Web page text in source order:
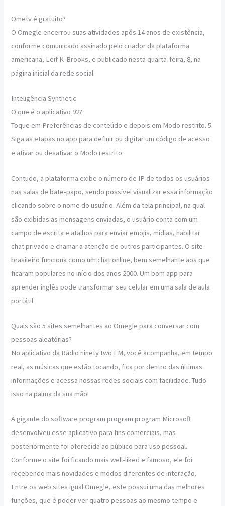
Ometv é gratuito?
O Omegle encerrou suas atividades após 14 anos de existência,
conforme comunicado assinado pelo criador da plataforma
americana, Leif K-Brooks, e publicado nesta quarta-feira, 8, na
página inicial da rede social.
Inteligência Synthetic
O que é o aplicativo 92?
Toque em Preferências de conteúdo e depois em Modo restrito. 5.
Siga as etapas no app para definir ou digitar um código de acesso
e ativar ou desativar o Modo restrito.
Contudo, a plataforma exibe o número de IP de todos os usuários
nas salas de bate-papo, sendo possível visualizar essa informação
clicando sobre o nome do usuário. Além da tela principal, na qual
são exibidas as mensagens enviadas, o usuário conta com um
campo de escrita e atalhos para enviar emojis, mídias, habilitar
chat privado e chamar a atenção de outros participantes. O site
brasileiro funciona como um chat online, bem semelhante aos que
ficaram populares no início dos anos 2000. Um bom app para
aprender inglês pode transformar seu celular em uma sala de aula
portátil.
Quais são 5 sites semelhantes ao Omegle para conversar com
pessoas aleatórias?
No aplicativo da Rádio ninety two FM, você acompanha, em tempo
real, as músicas que estão tocando, fica por dentro das últimas
informações e acessa nossas redes sociais com facilidade. Tudo
isso na palma da sua mão!
A gigante do software program program program Microsoft
desenvolveu esse aplicativo para fins comerciais, mas
posteriormente foi oferecida ao público para uso pessoal.
Conforme o site foi ficando mais well-liked e famoso, ele foi
recebendo mais novidades e modos diferentes de interação.
Entre os web sites igual Omegle, este possui uma das melhores
funções, que é poder ver quatro pessoas ao mesmo tempo e